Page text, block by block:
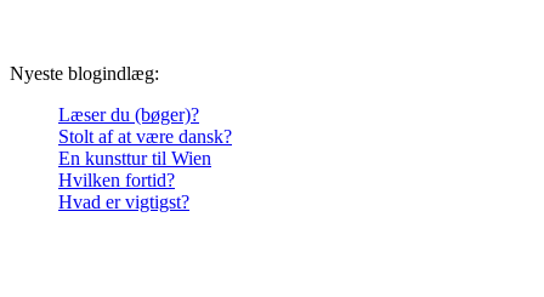
Nyeste blogindlæg:
Læser du (bøger)?
Stolt af at være dansk?
En kunsttur til Wien
Hvilken fortid?
Hvad er vigtigst?